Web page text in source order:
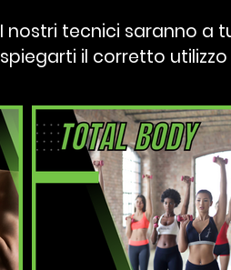
I nostri tecnici saranno a
spiegarti il corretto